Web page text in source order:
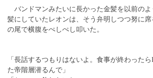
バンドマンみたいに長かった金髪を以前のよ
髪にしていたレオンは、そう弁明しつつ努に
の尾で横腹をぺしぺし叩いた。
「長話するつもりはないよ。食事が終わった
た帝階層潜るんで」